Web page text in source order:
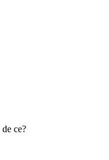
ce?